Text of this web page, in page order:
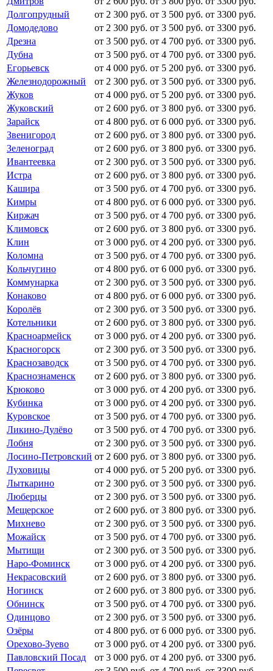
Долгопрудный
от 2 300 руб. от 3 500 руб. от 3300 руб.
Домодедово
от 2 300 руб. от 3 500 руб. от 3300 руб.
Дрезна
от 3 500 руб. от 4 700 руб. от 3300 руб.
Дубна
от 3 500 руб. от 4 700 руб. от 3300 руб.
Егорьевск
от 4 000 руб. от 5 200 руб. от 3300 руб.
Железнодорожный
от 2 300 руб. от 3 500 руб. от 3300 руб.
Жуков
от 4 000 руб. от 5 200 руб. от 3300 руб.
Жуковский
от 2 600 руб. от 3 800 руб. от 3300 руб.
Зарайск
от 4 800 руб. от 6 000 руб. от 3300 руб.
Звенигород
от 2 600 руб. от 3 800 руб. от 3300 руб.
Зеленоград
от 2 600 руб. от 3 800 руб. от 3300 руб.
Ивантеевка
от 2 300 руб. от 3 500 руб. от 3300 руб.
Истра
от 2 600 руб. от 3 800 руб. от 3300 руб.
Кашира
от 3 500 руб. от 4 700 руб. от 3300 руб.
Кимры
от 4 800 руб. от 6 000 руб. от 3300 руб.
Киржач
от 3 500 руб. от 4 700 руб. от 3300 руб.
Климовск
от 2 600 руб. от 3 800 руб. от 3300 руб.
Клин
от 3 000 руб. от 4 200 руб. от 3300 руб.
Коломна
от 3 500 руб. от 4 700 руб. от 3300 руб.
Кольчугино
от 4 800 руб. от 6 000 руб. от 3300 руб.
Коммунарка
от 2 300 руб. от 3 500 руб. от 3300 руб.
Конаково
от 4 800 руб. от 6 000 руб. от 3300 руб.
Королёв
от 2 300 руб. от 3 500 руб. от 3300 руб.
Котельники
от 2 600 руб. от 3 800 руб. от 3300 руб.
Красноармейск
от 3 000 руб. от 4 200 руб. от 3300 руб.
Красногорск
от 2 300 руб. от 3 500 руб. от 3300 руб.
Краснозаводск
от 3 500 руб. от 4 700 руб. от 3300 руб.
Краснознаменск
от 2 600 руб. от 3 800 руб. от 3300 руб.
Крюково
от 3 000 руб. от 4 200 руб. от 3300 руб.
Кубинка
от 3 000 руб. от 4 200 руб. от 3300 руб.
Куровское
от 3 500 руб. от 4 700 руб. от 3300 руб.
Ликино-Дулёво
от 3 500 руб. от 4 700 руб. от 3300 руб.
Лобня
от 2 300 руб. от 3 500 руб. от 3300 руб.
Лосино-Петровский от 2 600 руб. от 3 800 руб. от 3300 руб.
Луховицы
от 4 000 руб. от 5 200 руб. от 3300 руб.
Лыткарино
от 2 300 руб. от 3 500 руб. от 3300 руб.
Люберцы
от 2 300 руб. от 3 500 руб. от 3300 руб.
Мещерское
от 2 600 руб. от 3 800 руб. от 3300 руб.
Михнево
от 2 300 руб. от 3 500 руб. от 3300 руб.
Можайск
от 3 500 руб. от 4 700 руб. от 3300 руб.
Мытищи
от 2 300 руб. от 3 500 руб. от 3300 руб.
Наро-Фоминск
от 3 000 руб. от 4 200 руб. от 3300 руб.
Некрасовский
от 2 600 руб. от 3 800 руб. от 3300 руб.
Ногинск
от 2 600 руб. от 3 800 руб. от 3300 руб.
Обнинск
от 3 500 руб. от 4 700 руб. от 3300 руб.
Одинцово
от 2 300 руб. от 3 500 руб. от 3300 руб.
Озёры
от 4 800 руб. от 6 000 руб. от 3300 руб.
Орехово-Зуево
от 3 000 руб. от 4 200 руб. от 3300 руб.
Павловский Посад
от 3 000 руб. от 4 200 руб. от 3300 руб.